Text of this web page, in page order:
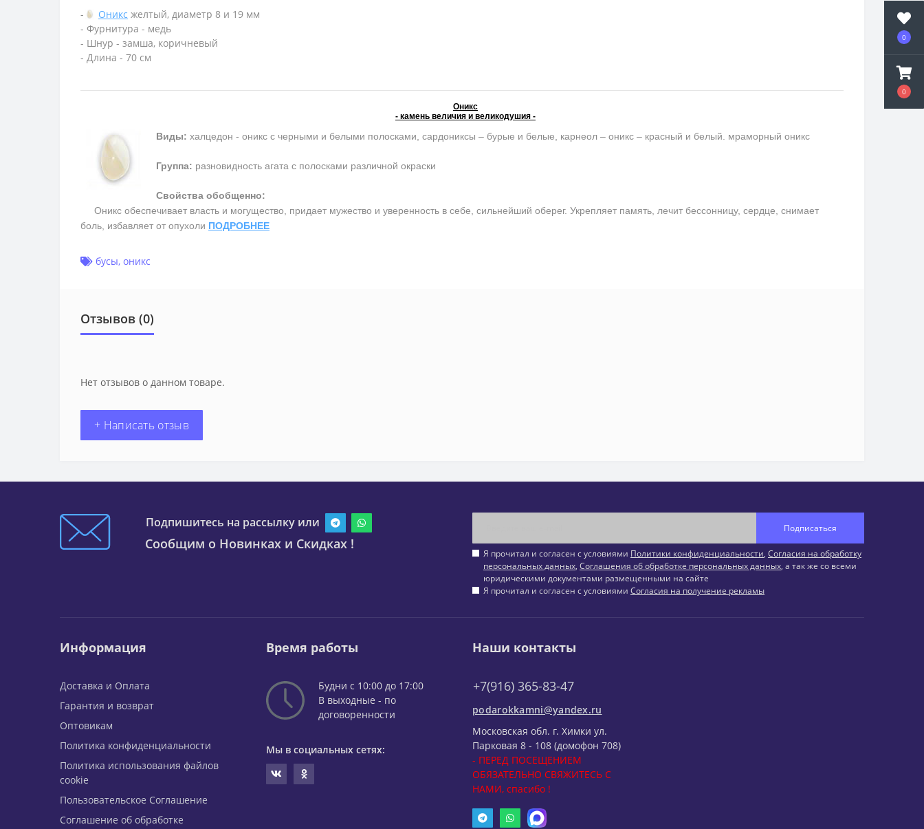
0
0
- Оникс желтый, диаметр 8 и 19 мм
- Фурнитура - медь
- Шнур - замша, коричневый
- Длина - 70 см
Оникс
- камень величия и великодушия -
Виды: халцедон - оникс с черными и белыми полосками, сардониксы – бурые и белые, карнеол – оникс – красный и белый. мраморный оникс
Группа: разновидность агата с полосками различной окраски
Свойства обобщенно:
Оникс обеспечивает власть и могущество, придает мужество и уверенность в себе, сильнейший оберег. Укрепляет память, лечит бессонницу, сердце, снимает
боль, избавляет от опухоли ПОДРОБНЕЕ
бусы, оникс
Отзывов (0)
Нет отзывов о данном товаре.
+ Написать отзыв
Подпишитесь на рассылку или
Сообщим о Новинках и Скидках !
Подписаться
Я прочитал и согласен с условиями Политики конфиденциальности, Согласия на обработку
персональных данных, Соглашения об обработке персональных данных, а так же со всеми
юридическими документами размещенными на сайте
Я прочитал и согласен с условиями Согласия на получение рекламы
Информация
Доставка и Оплата
Гарантия и возврат
Оптовикам
Политика конфиденциальности
Политика использования файлов
cookie
Пользовательское Соглашение
Соглашение об обработке
Время работы
Будни с 10:00 до 17:00
В выходные - по
договоренности
Мы в социальных сетях:
Наши контакты
+7(916) 365-83-47
podarokkamni@yandex.ru
Московская обл. г. Химки ул.
Парковая 8 - 108 (домофон 708)
- ПЕРЕД ПОСЕЩЕНИЕМ
ОБЯЗАТЕЛЬНО СВЯЖИТЕСЬ С
НАМИ, спасибо !